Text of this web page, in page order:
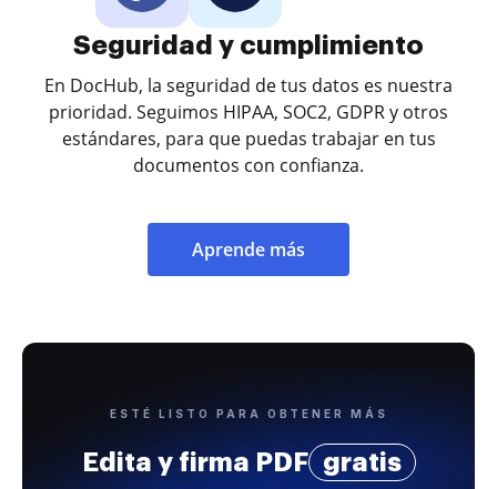
Seguridad y cumplimiento
En DocHub, la seguridad de tus datos es nuestra
prioridad. Seguimos HIPAA, SOC2, GDPR y otros
estándares, para que puedas trabajar en tus
documentos con confianza.
Aprende más
ESTÉ LISTO PARA OBTENER MÁS
Edita y firma PDF gratis